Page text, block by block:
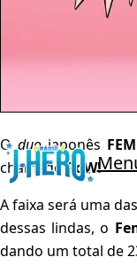
Oduojaponês
chamadoPoW!
A faixa será uma
dessas lindas, o
dando um total de